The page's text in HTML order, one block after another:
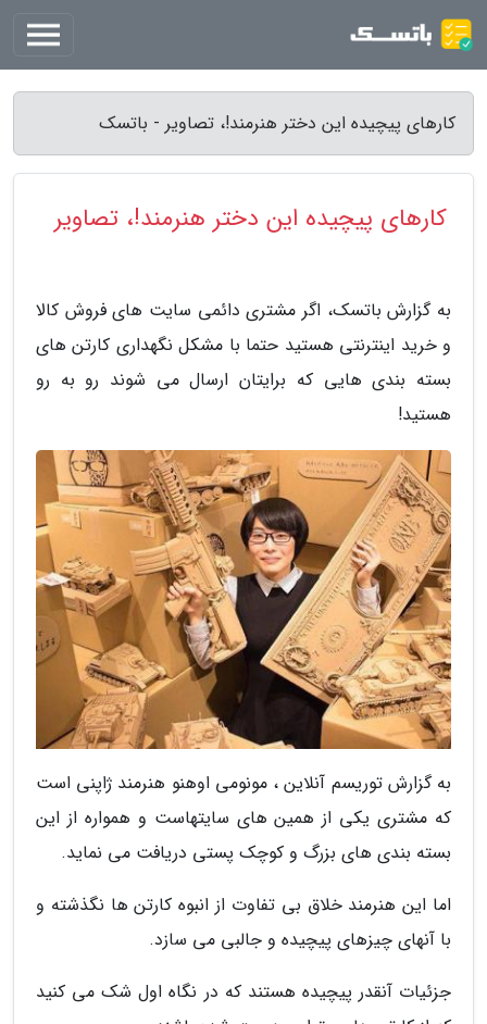
کارهای پیچیده این دختر هنرمند!، تصاویر - باتسک
کارهای پیچیده این دختر هنرمند!، تصاویر
به گزارش باتسک، اگر مشتری دائمی سایت های فروش کالا
و خرید اینترنتی هستید حتما با مشکل نگهداری کارتن های
بسته بندی هایی که برایتان ارسال می شوند رو به رو
هستید!
به گزارش توریسم آنلاین ، مونومی اوهنو هنرمند ژاپنی است
که مشتری یکی از همین های سایتهاست و همواره از این
بسته بندی های بزرگ و کوچک پستی دریافت می نماید.
اما این هنرمند خلاق بی تفاوت از انبوه کارتن ها نگذشته و
با آنهای چیزهای پیچیده و جالبی می سازد.
جزئیات آنقدر پیچیده هستند که در نگاه اول شک می کنید